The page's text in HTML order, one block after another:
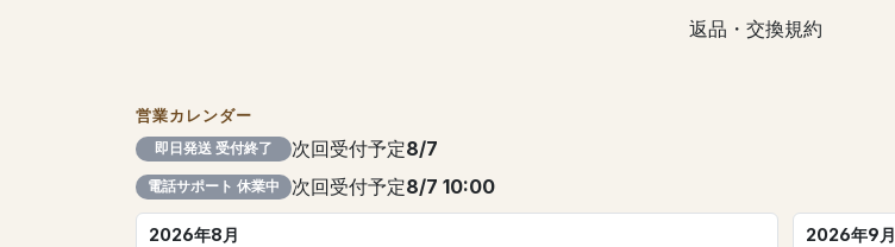
返品・交換規約
営業カレンダー
即日発送 受付終了 次回受付予定8/7
電話サポート 休業中 次回受付予定8/7 10:00
2026年8月 2026年9月